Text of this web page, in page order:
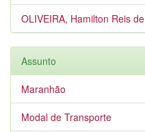
OLIVEIRA, Hamilton Reis de
Assunto
Maranhão
Modal de Transporte